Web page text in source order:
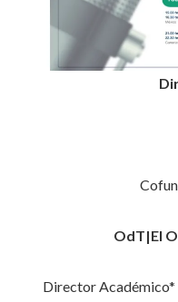
OdT|El
Director Académico*